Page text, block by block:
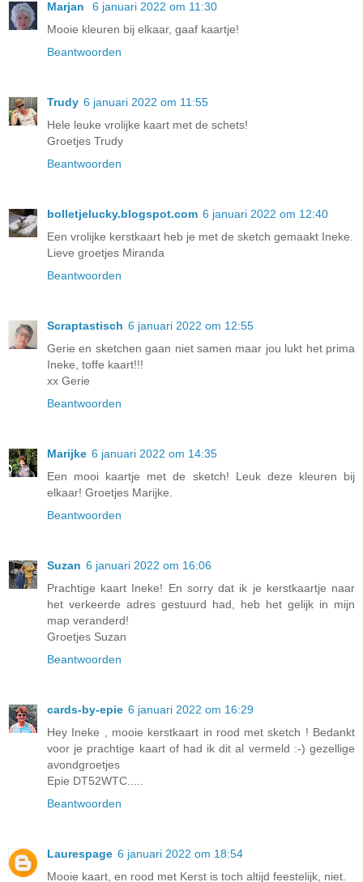
Marjan
6 januari 2022 om 11:30
Mooie kleuren bij elkaar, gaaf kaartje!
Beantwoorden
Trudy 6 januari 2022 om 11:55
Hele leuke vrolijke kaart met de schets!
Groetjes Trudy
Beantwoorden
bolletjelucky.blogspot.com 6 januari 2022 om 12:40
Een vrolijke kerstkaart heb je met de sketch gemaakt Ineke.
Lieve groetjes Miranda
Beantwoorden
Scraptastisch 6 januari 2022 om 12:55
Gerie en sketchen gaan niet samen maar jou lukt het prima
Ineke, toffe kaart!!!
xx Gerie
Beantwoorden
Marijke 6 januari 2022 om 14:35
Een mooi kaartje met de sketch! Leuk deze kleuren bij
elkaar! Groetjes Marijke.
Beantwoorden
Suzan 6 januari 2022 om 16:06
Prachtige kaart Ineke! En sorry dat ik je kerstkaartje naar
het verkeerde adres gestuurd had, heb het gelijk in mijn
map veranderd!
Groetjes Suzan
Beantwoorden
cards-by-epie 6 januari 2022 om 16:29
Hey Ineke , mooie kerstkaart in rood met sketch ! Bedankt
voor je prachtige kaart of had ik dit al vermeld :-) gezellige
avondgroetjes
Epie DT52WTC.....
Beantwoorden
Laurespage 6 januari 2022 om 18:54
Mooie kaart, en rood met Kerst is toch altijd feestelijk, niet.